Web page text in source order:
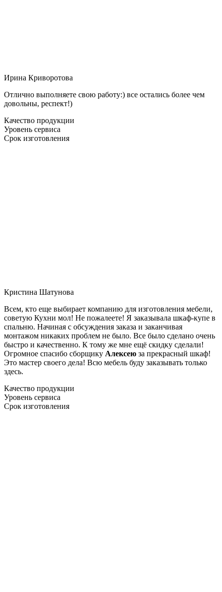
Ирина Криворотова
Отлично выполняете свою работу:) все остались более чем
довольны, респект!)
Качество продукции
Уровень сервиса
Срок изготовления
Кристина Шатунова
Всем, кто еще выбирает компанию для изготовления мебели,
советую Кухни мол! Не пожалеете! Я заказывала шкаф-купе в
спальню. Начиная с обсуждения заказа и заканчивая
монтажом никаких проблем не было. Все было сделано очень
быстро и качественно. К тому же мне ещё скидку сделали!
Огромное спасибо сборщику Алексею за прекрасный шкаф!
Это мастер своего дела! Всю мебель буду заказывать только
здесь.
Качество продукции
Уровень сервиса
Срок изготовления